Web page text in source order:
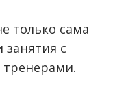
только сама
с